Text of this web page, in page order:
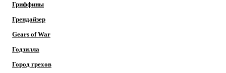
Гриффины
Грендайзер
Gears of War
Годзилла
Город грехов